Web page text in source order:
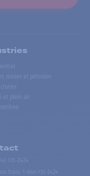
minier et pétrolier
et plein air
735-2424
frais
1-866-735-2424